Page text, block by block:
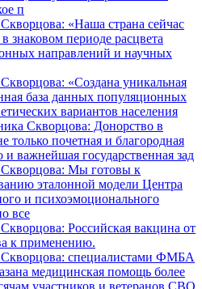
п
«Наша страна сейчас
знаковом периоде расцвета
направлений и научных
«Создана уникальная
база данных популяционных
вариантов населения
Скворцова: Донорство в
только почетная и благородная
и важнейшая государственная зад
Мы готовы к
эталонной модели Центра
и психоэмоционального
все
Российская вакцина от
к применению.
специалистами ФМБА
медицинская помощь более
участников и ветеранов СВО